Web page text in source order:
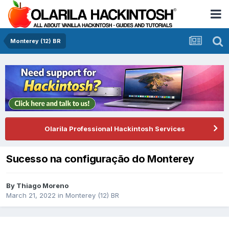
Monterey (12) BR
Olarila Professional Hackintosh Services
Sucesso na configuração do Monterey
By Thiago Moreno
March 21, 2022 in Monterey (12) BR